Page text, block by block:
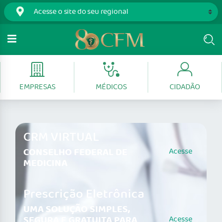
EMPRESAS MÉDICOS CIDADÃO
CRM VIRTUAL
CONSELHO FEDERAL DE
MEDICINA
Acesse
Prescrição Eletrônica
UMA SOLUÇÃO SIMPLES,
Acesse